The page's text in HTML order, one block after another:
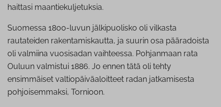
haittasi maantiekuljetuksia.
Suomessa 1800-luvun jälkipuolisko oli vilkasta
rautateiden rakentamiskautta, ja suurin osa pääradoista
oli valmiina vuosisadan vaihteessa. Pohjanmaan rata
Ouluun valmistui 1886. Jo ennen tätä oli tehty
ensimmäiset valtiopäiväaloitteet radan jatkamisesta
pohjoisemmaksi, Tornioon.